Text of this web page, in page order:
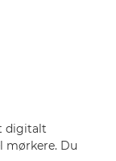
digitalt
mørkere. Du